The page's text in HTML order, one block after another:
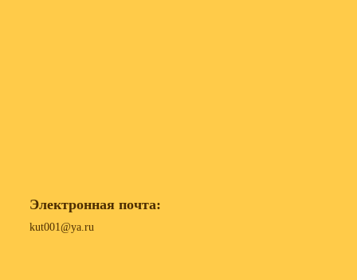
Электронная почта:
kut001@ya.ru